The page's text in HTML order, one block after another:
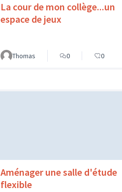
La cour de mon collège...un
espace de jeux
Thomas 0 0
Aménager une salle d'étude
flexible